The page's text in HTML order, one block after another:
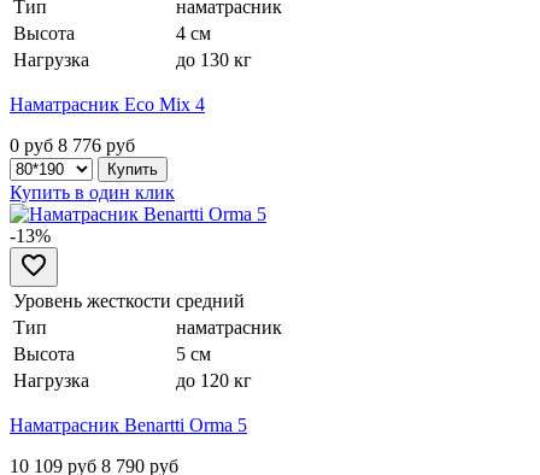
Тип
наматрасник
Высота
4 см
Нагрузка
до 130 кг
Наматрасник Eco Mix 4
0 руб 8 776 руб
Купить в один клик
-13%
Уровень жесткости средний
Тип
наматрасник
Высота
5 см
Нагрузка
до 120 кг
Наматрасник Benartti Orma 5
10 109 руб 8 790 руб